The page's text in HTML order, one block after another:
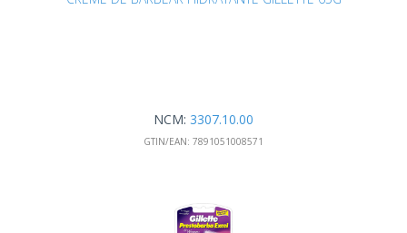
NCM: 3307.10.00
GTIN/EAN: 7891051008571